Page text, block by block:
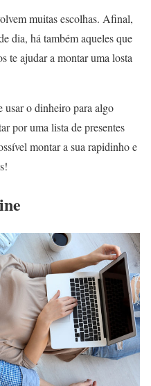
muitas escolhas. Afinal,
dia, há também aqueles que
te ajudar a montar uma losta
usar o dinheiro para algo
por uma lista de presentes
montar a sua rapidinho e